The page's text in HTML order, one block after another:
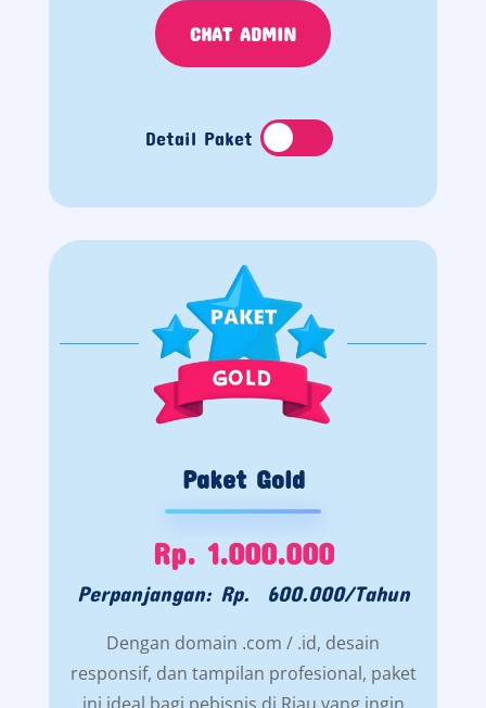
CHAT ADMIN
Detail Paket
Paket Gold
Rp. 1.000.000
Perpanjangan: Rp. 600.000/Tahun
Dengan domain .com / .id, desain
responsif, dan tampilan profesional, paket